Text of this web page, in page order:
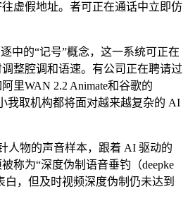
虚假地址。者可正在通话中立即仿
的“记号”概念，这一系统可正在
整腔调和语速。有公司正在聘请过
里WAN 2.2 Animate和谷歌的
我取机构都将面对越来越复杂的 AI
物的声音样本，跟着 AI 驱动的
称为“深度伪制语音垂钓（deepke
白，但及时视频深度伪制仍未达到